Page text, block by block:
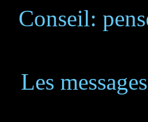
Conseil:
Les